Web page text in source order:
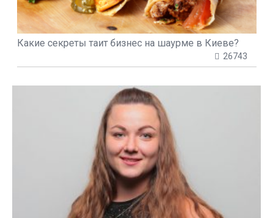
Какие секреты таит бизнес на шаурме в Киеве?
26743